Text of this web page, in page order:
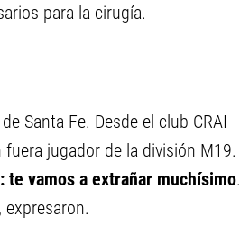
para la cirugía.
Santa Fe. Desde el club CRAI
jugador de la división M19.
te vamos a extrañar muchísimo.
expresaron.